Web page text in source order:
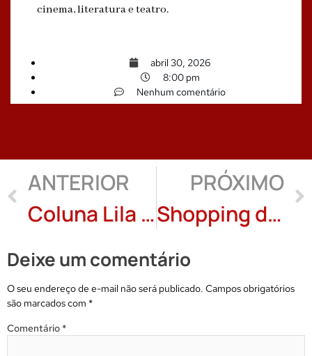
cinema, literatura e teatro.
abril 30, 2026
8:00 pm
Nenhum comentário
ANTERIOR
Coluna Lila Maia: Uma vigília +3 poemas
PRÓXIMO
Shopping dos defuntos: Milton Rezende
Deixe um comentário
O seu endereço de e-mail não será publicado. Campos obrigatórios
são marcados com *
Comentário *